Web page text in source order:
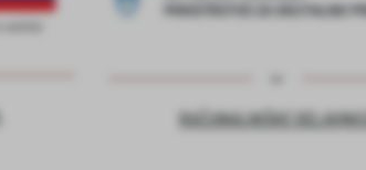
RAČUNALNIŠKE DELAVNICE